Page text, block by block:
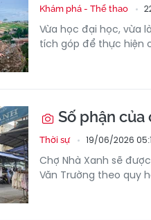
Khám phá - Thể thao
Vừa học đại học, vừa
tích góp để thực hiện
Số phận của
Thời sự 19/06/2026
Chợ Nhà Xanh sẽ
Văn Trường theo quy